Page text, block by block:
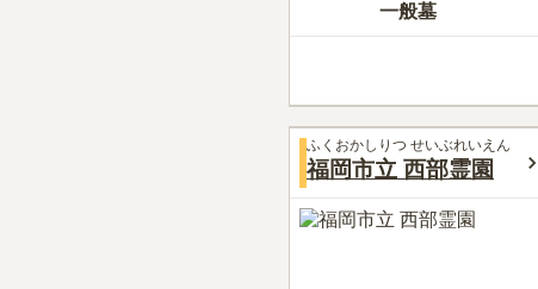
一般墓
ふくおかしりつ せいぶれいえん
福岡市立 西部霊園